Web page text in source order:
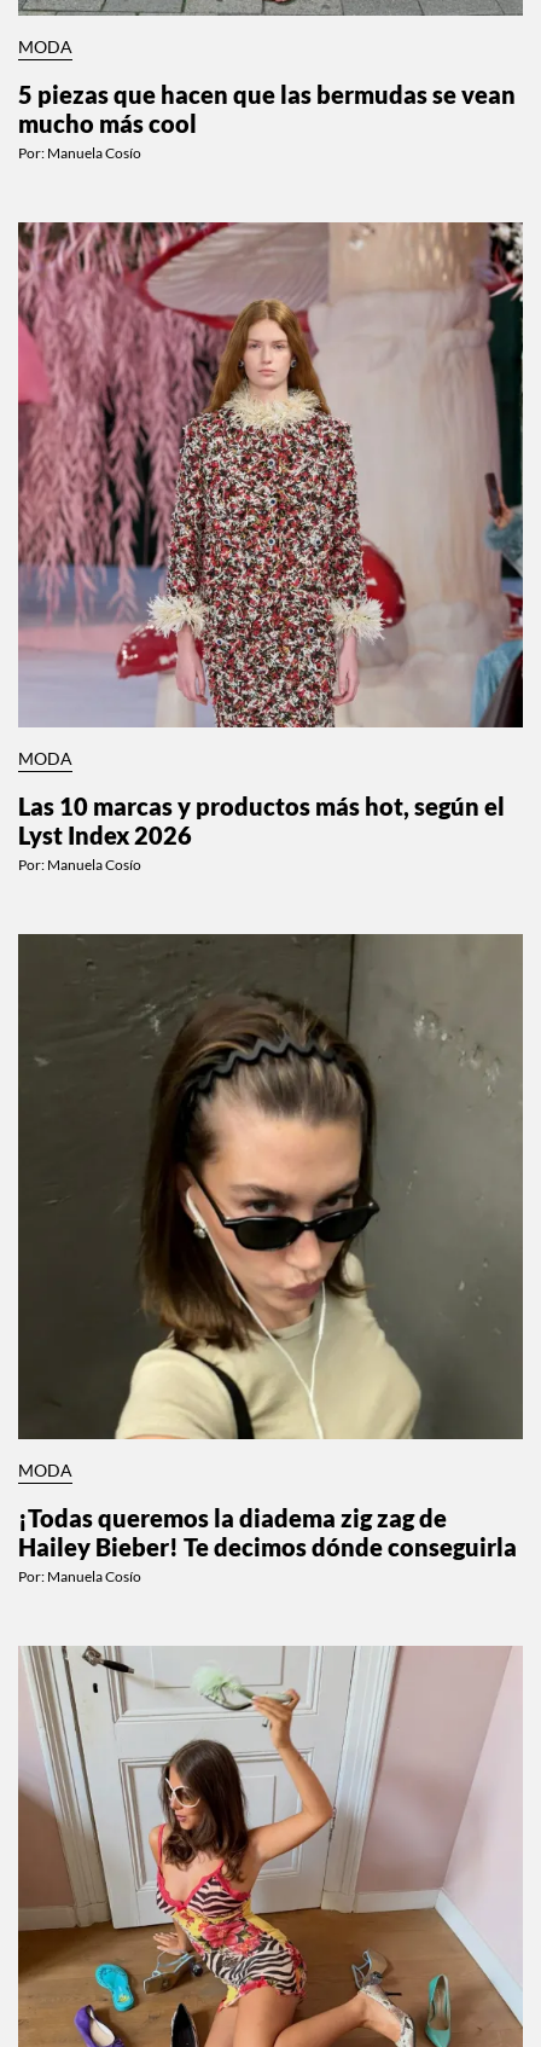
MODA
5 piezas que hacen que las bermudas se vean
mucho más cool
Por: Manuela Cosío
MODA
Las 10 marcas y productos más hot, según el
Lyst Index 2026
Por: Manuela Cosío
MODA
¡Todas queremos la diadema zig zag de
Hailey Bieber! Te decimos dónde conseguirla
Por: Manuela Cosío